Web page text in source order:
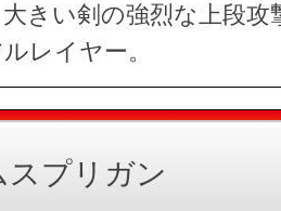
きい剣の強烈な上段
レイヤー。
スプリガン